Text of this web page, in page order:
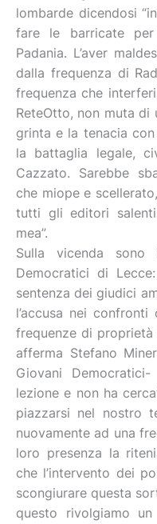
lombarde dicendosi
fare le barricate
Padania. L’aver
dalla frequenza di
frequenza che
ReteOtto, non muta di
grinta e la tenacia
la battaglia legale,
Cazzato. Sarebbe
che miope e
tutti gli editori
mea”.
Sulla vicenda sono
Democratici di
sentenza dei giudici
l’accusa nei
frequenze di
afferma Stefano
Giovani
lezione e non ha
piazzarsi nel nostro
nuovamente ad una
loro presenza la
che l’intervento dei
scongiurare questa
questo rivolgiamo